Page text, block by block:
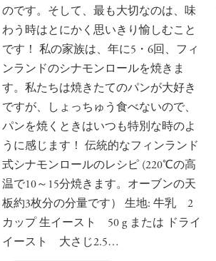
のです。そして、最も大切なのは、味
わう時はとにかく思いきり愉しむこと
です！ 私の家族は、年に5・6回、フィ
ンランドのシナモンロールを焼きま
す。私たちは焼きたてのパンが大好き
ですが、しょっちゅう食べないので、
パンを焼くときはいつも特別な時のよ
うに感じます！ 伝統的なフィンランド
式シナモンロールのレシピ (220℃の高
温で10～15分焼きます。オーブンの天
板約3枚分の分量です） 生地: 牛乳 2
カップ 生イースト 50 g または ドライ
イースト 大さじ2.5…